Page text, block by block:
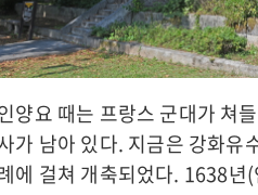
양요 때는 프랑스 군대가 쳐
가 남아 있다. 지금은 강화유
에 걸쳐 개축되었다. 1638